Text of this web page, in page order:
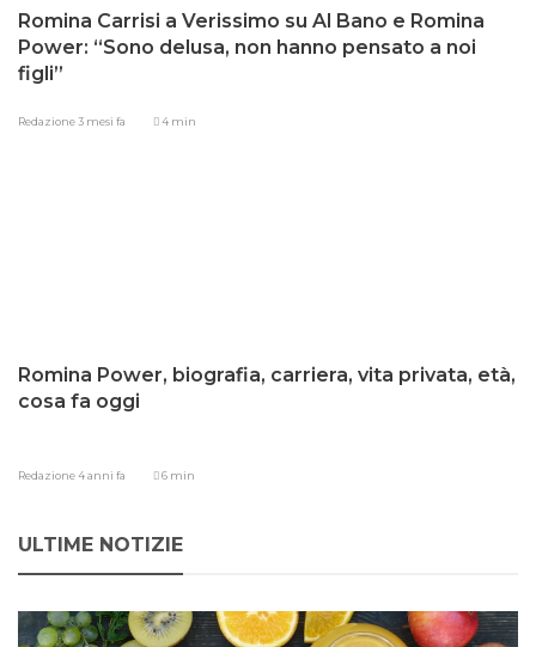
Romina Carrisi a Verissimo su Al Bano e Romina
Power: “Sono delusa, non hanno pensato a noi
figli”
Redazione3 mesi fa 4 min
Romina Power, biografia, carriera, vita privata, età,
cosa fa oggi
Redazione4 anni fa 6 min
ULTIME NOTIZIE